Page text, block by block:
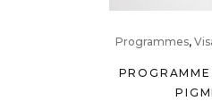
Programmes,